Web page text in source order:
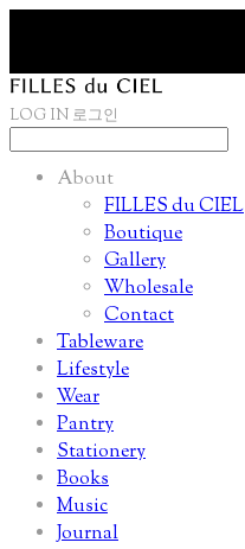
LOG IN 로그인
About
FILLES du CIEL
Boutique
Gallery
Wholesale
Contact
Tableware
Lifestyle
Wear
Pantry
Stationery
Books
Music
Journal